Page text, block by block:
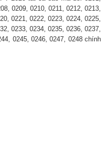
0209, 0210, 0211, 0212, 0213,
0221, 0222, 0223, 0224, 0225,
0233, 0234, 0235, 0236, 0237,
0245, 0246, 0247, 0248 chính